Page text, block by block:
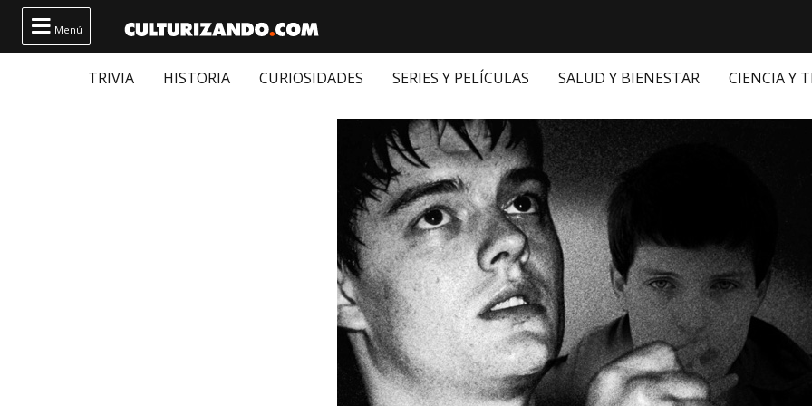
 Menú
TRIVIA HISTORIA CURIOSIDADES SERIES Y PELÍCULAS SALUD Y BIENESTAR CIENCIA Y